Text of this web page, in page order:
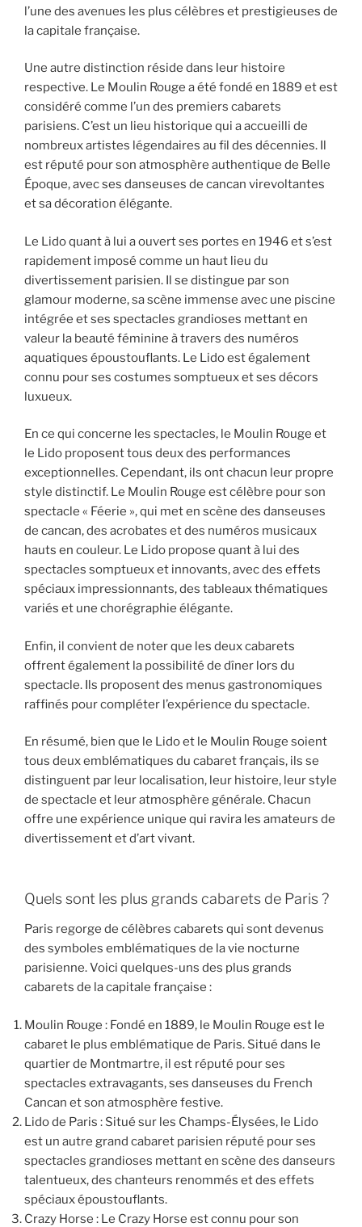
l’une des avenues les plus célèbres et prestigieuses de
la capitale française.
Une autre distinction réside dans leur histoire
respective. Le Moulin Rouge a été fondé en 1889 et est
considéré comme l’un des premiers cabarets
parisiens. C’est un lieu historique qui a accueilli de
nombreux artistes légendaires au fil des décennies. Il
est réputé pour son atmosphère authentique de Belle
Époque, avec ses danseuses de cancan virevoltantes
et sa décoration élégante.
Le Lido quant à lui a ouvert ses portes en 1946 et s’est
rapidement imposé comme un haut lieu du
divertissement parisien. Il se distingue par son
glamour moderne, sa scène immense avec une piscine
intégrée et ses spectacles grandioses mettant en
valeur la beauté féminine à travers des numéros
aquatiques époustouflants. Le Lido est également
connu pour ses costumes somptueux et ses décors
luxueux.
En ce qui concerne les spectacles, le Moulin Rouge et
le Lido proposent tous deux des performances
exceptionnelles. Cependant, ils ont chacun leur propre
style distinctif. Le Moulin Rouge est célèbre pour son
spectacle « Féerie », qui met en scène des danseuses
de cancan, des acrobates et des numéros musicaux
hauts en couleur. Le Lido propose quant à lui des
spectacles somptueux et innovants, avec des effets
spéciaux impressionnants, des tableaux thématiques
variés et une chorégraphie élégante.
Enfin, il convient de noter que les deux cabarets
offrent également la possibilité de dîner lors du
spectacle. Ils proposent des menus gastronomiques
raffinés pour compléter l’expérience du spectacle.
En résumé, bien que le Lido et le Moulin Rouge soient
tous deux emblématiques du cabaret français, ils se
distinguent par leur localisation, leur histoire, leur style
de spectacle et leur atmosphère générale. Chacun
offre une expérience unique qui ravira les amateurs de
divertissement et d’art vivant.
Quels sont les plus grands cabarets de Paris ?
Paris regorge de célèbres cabarets qui sont devenus
des symboles emblématiques de la vie nocturne
parisienne. Voici quelques-uns des plus grands
cabarets de la capitale française :
Moulin Rouge : Fondé en 1889, le Moulin Rouge est le
cabaret le plus emblématique de Paris. Situé dans le
quartier de Montmartre, il est réputé pour ses
spectacles extravagants, ses danseuses du French
Cancan et son atmosphère festive.
Lido de Paris : Situé sur les Champs-Élysées, le Lido
est un autre grand cabaret parisien réputé pour ses
spectacles grandioses mettant en scène des danseurs
talentueux, des chanteurs renommés et des effets
spéciaux époustouflants.
Crazy Horse : Le Crazy Horse est connu pour son